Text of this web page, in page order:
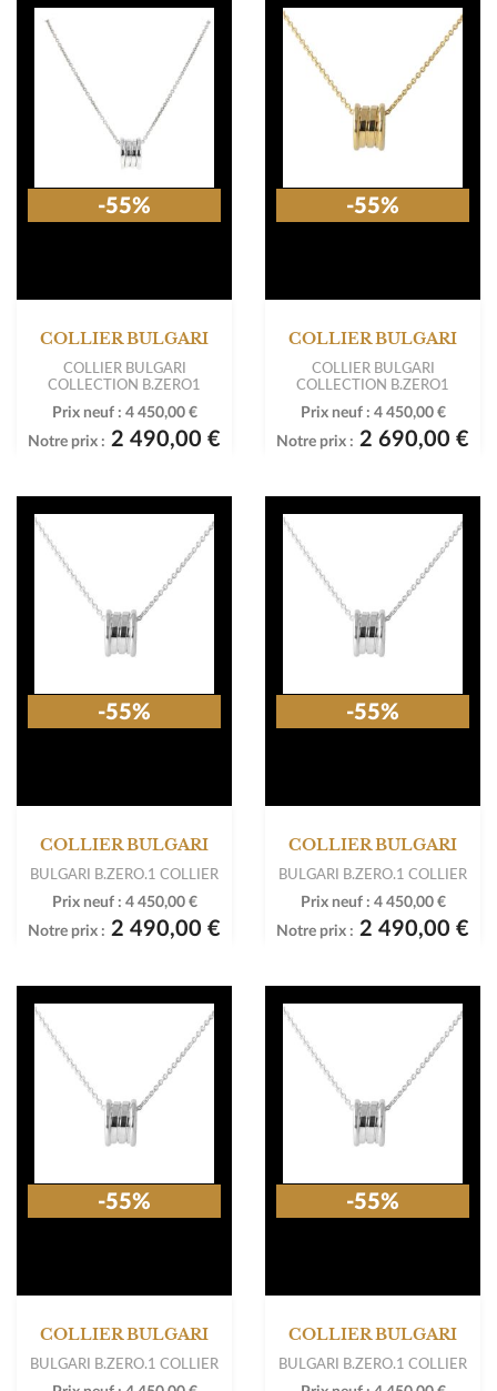
COLLIER BULGARI
COLLIER BULGARI
COLLECTION B.ZERO1
Prix neuf : 4 450,00 €
Notre prix : 2 490,00 €
-55%
COLLIER BULGARI
COLLIER BULGARI
COLLECTION B.ZERO1
Prix neuf : 4 450,00 €
Notre prix : 2 690,00 €
-55%
COLLIER BULGARI
BULGARI B.ZERO.1 COLLIER
Prix neuf : 4 450,00 €
Notre prix : 2 490,00 €
-55%
COLLIER BULGARI
BULGARI B.ZERO.1 COLLIER
Prix neuf : 4 450,00 €
Notre prix : 2 490,00 €
-55%
COLLIER BULGARI
BULGARI B.ZERO.1 COLLIER
-55%
COLLIER BULGARI
BULGARI B.ZERO.1 COLLIER
-55%